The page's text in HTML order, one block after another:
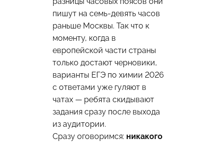
пишут на семь-девять часов
раньше Москвы. Так что к
моменту, когда в
европейской части страны
только достают черновики,
варианты ЕГЭ по химии 2026
с ответами уже гуляют в
чатах — ребята скидывают
задания сразу после выхода
из аудитории.
Сразу оговоримся: никакого